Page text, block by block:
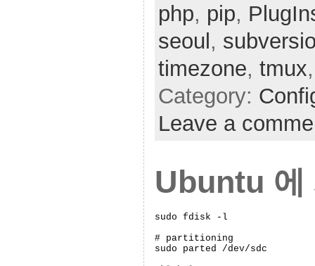
php, pip,
seoul ,
timezone, tmux
Category:
Leave a
Ubuntu 에
sudo fdisk -l
# partitioning
sudo parted /dev/sdc